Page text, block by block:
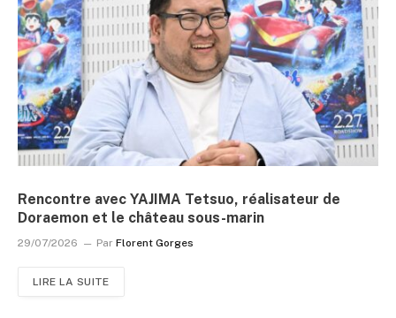
Rencontre avec YAJIMA Tetsuo, réalisateur de
Doraemon et le château sous-marin
29/07/2026 Par Florent Gorges
LIRE LA SUITE